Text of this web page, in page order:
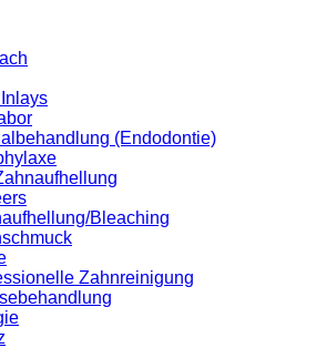
(Endodontie)
Bleaching
Zahnreinigung